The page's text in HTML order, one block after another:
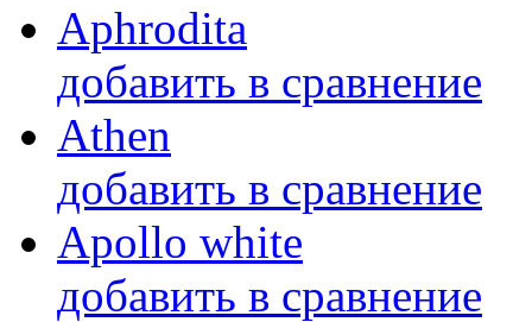
Aphrodita
добавить в сравнение
Athen
добавить в сравнение
Apollo white
добавить в сравнение